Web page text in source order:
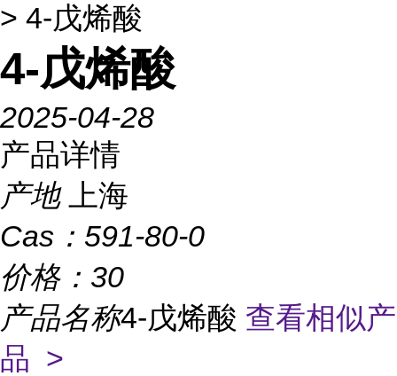
> 4-戊烯酸
4-戊烯酸
2025-04-28
产品详情
产地
上海
Cas： 591-80-0
价格： 30
产品名称4-戊烯酸 查看相似产
品 >